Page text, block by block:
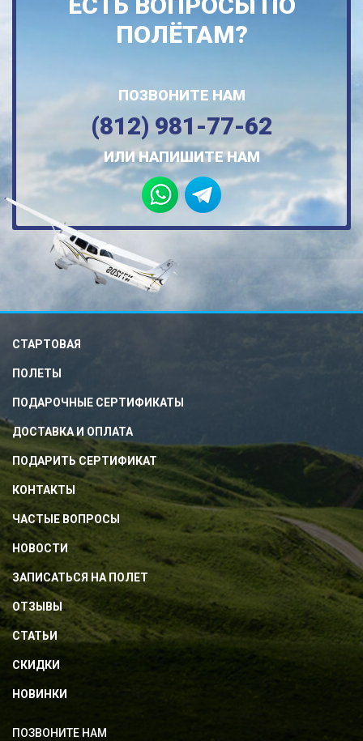
ПОЛЁТАМ?
ПОЗВОНИТЕ НАМ
(812) 981-77-62
ИЛИ НАПИШИТЕ НАМ
СТАРТОВАЯ
ПОЛЕТЫ
ПОДАРОЧНЫЕ СЕРТИФИКАТЫ
ДОСТАВКА И ОПЛАТА
ПОДАРИТЬ СЕРТИФИКАТ
КОНТАКТЫ
ЧАСТЫЕ ВОПРОСЫ
НОВОСТИ
ЗАПИСАТЬСЯ НА ПОЛЕТ
ОТЗЫВЫ
СТАТЬИ
СКИДКИ
НОВИНКИ
ПОЗВОНИТЕ НАМ